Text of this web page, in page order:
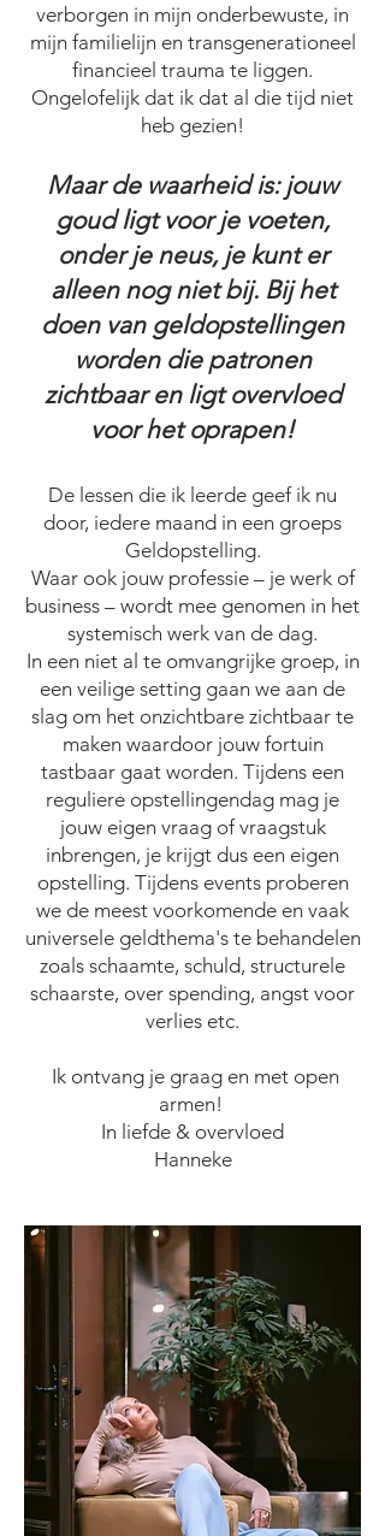
verborgen in mijn onderbewuste, in
mijn familielijn en transgenerationeel
financieel trauma te liggen.
Ongelofelijk dat ik dat al die tijd niet
heb gezien!
Maar de waarheid is: jouw
goud ligtvoor je voeten,
onder je neus, je kunt er
alleen nog niet bij. Bij het
doen van geldopstellingen
worden die patronen
zichtbaar en ligt overvloed
voor het oprapen!
De lessen die ik leerde geef ik nu
door, iedere maand in een groeps
Geldopstelling.
Waar ook jouw professie – je werk of
business – wordt mee genomen in het
systemisch werk van de dag.
In een niet al te omvangrijke groep, in
een veilige setting gaan we aan de
slag om het onzichtbare zichtbaar te
maken waardoorjouw fortuin
tastbaar gaat worden. Tijdens een
reguliere opstellingendag mag je
jouw eigen vraag of vraagstuk
inbrengen, je krijgt dus een eigen
opstelling. Tijdens events proberen
we de meest voorkomende en vaak
universele geldthema's te behandelen
zoals schaamte, schuld, structurele
schaarste, over spending, angst voor
verlies etc.
Ik ontvang je graag en met open
armen!
In liefde & overvloed
Hanneke